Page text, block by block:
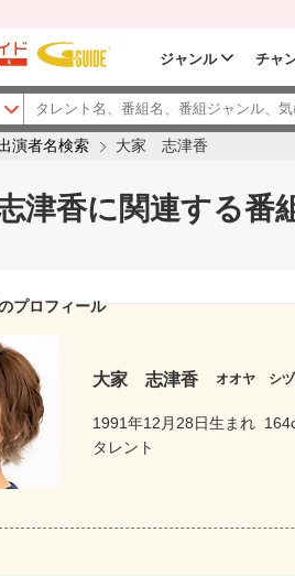
ジャンル チャ
演者名検索 大家 志津香
津香に関連する番
プロフィール
大家 志津香 オオヤ シヅ
1991年12月28日生まれ
タレント